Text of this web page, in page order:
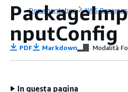
Documentation AWS
nputConfig
PDF Markdown Modalità
In questa pagina